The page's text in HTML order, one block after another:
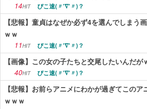
14HIT ぴこ速(〃'∇'〃)？
【悲報】童貞はなぜか必ず4を選んでしまう
ｗｗ
11HIT ぴこ速(〃'∇'〃)？
【画像】この女の子たちと交尾したいんだが
40HIT ぴこ速(〃'∇'〃)？
【悲報】お前らアニメにわかが過ぎてこのア
ｗｗｗ